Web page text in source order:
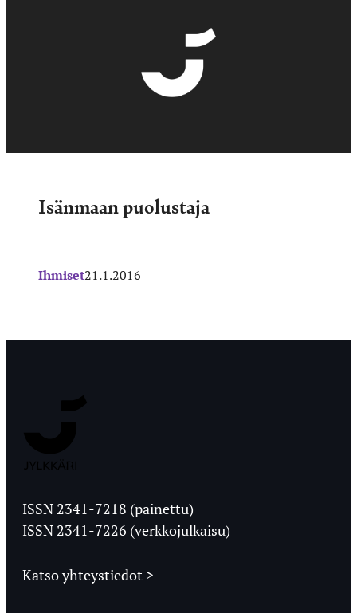
Isänmaan puolustaja
Ihmiset21.1.2016
Ylioppilaslehti
ISSN 2341-7218 (painettu)
ISSN 2341-7226 (verkkojulkaisu)
Katso yhteystiedot >